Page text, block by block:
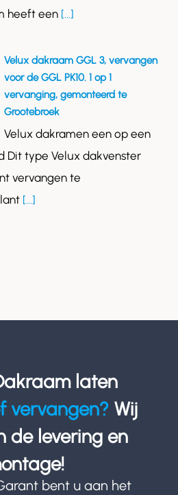
heeft een [...]
Velux dakraam GGL 3, vervangen
voor de GGL PK10. 1 op 1
vervanging, gemonteerd te
Grootebroek
Velux dakramen een op een
Dit type Velux dakvenster
vervangen te
[...]
laten
vervangen? Wij
de levering en
bent u aan het